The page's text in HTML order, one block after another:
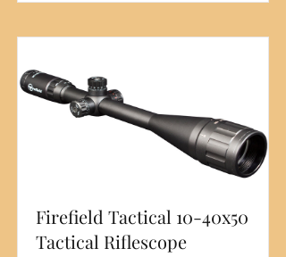
Firefield Tactical 10-40x50
Tactical Riflescope